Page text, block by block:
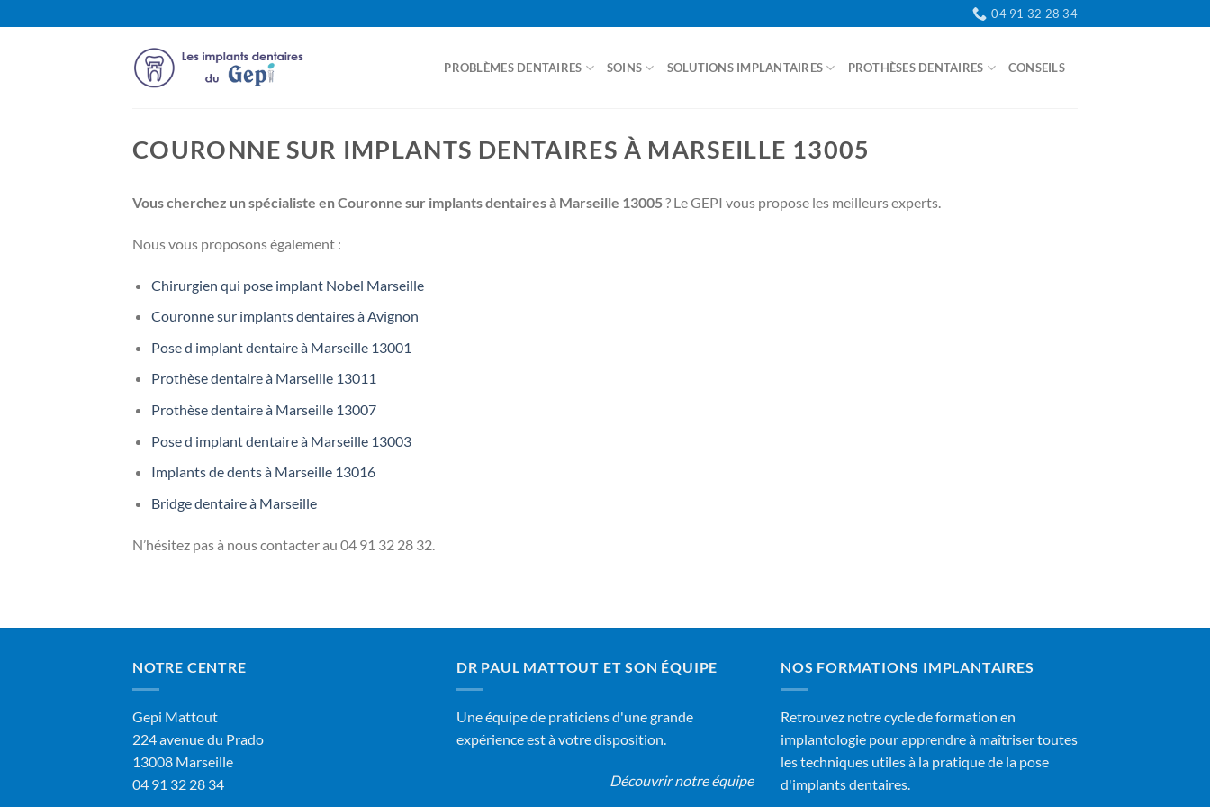
04 91 32 28 34
PROBLÈMES DENTAIRES SOINS SOLUTIONS IMPLANTAIRES PROTHÈSES DENTAIRES
CONSEILS
COURONNE SUR IMPLANTS DENTAIRES À MARSEILLE 13005
Vous cherchez un spécialiste en Couronne sur implants dentaires à Marseille 13005? Le GEPI vous propose les meilleurs experts.
Nous vous proposons également :
Chirurgien qui pose implant Nobel Marseille
Couronne sur implants dentaires à Avignon
Pose d implant dentaire à Marseille 13001
Prothèse dentaire à Marseille 13011
Prothèse dentaire à Marseille 13007
Pose d implant dentaire à Marseille 13003
Implants de dents à Marseille 13016
Bridge dentaire à Marseille
N’hésitez pas à nous contacter au 04 91 32 28 32.
NOTRE CENTRE
Gepi Mattout
224 avenue du Prado
13008 Marseille
04 91 32 28 34
DR PAUL MATTOUT ET SON ÉQUIPE
Une équipe de praticiens d'une grande
expérience est à votre disposition.
Découvrir notre équipe
NOS FORMATIONS IMPLANTAIRES
Retrouvez notre cycle de formation en
implantologie pour apprendre à maîtriser toutes
les techniques utiles à la pratique de la pose
d'implants dentaires.